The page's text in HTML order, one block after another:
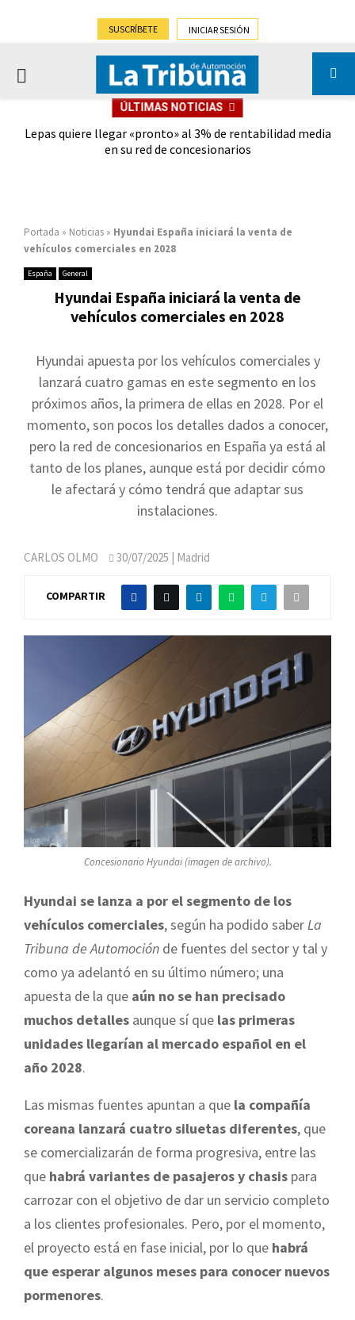
SUSCRÍBETE INICIAR SESIÓN
PRIMARY
ÚLTIMAS NOTICIAS
Lepas quiere llegar «pronto» al 3% de rentabilidad media
en su red de concesionarios
Portada » Noticias » Hyundai España iniciará la venta de
vehículos comerciales en 2028
España General
Hyundai España iniciará la venta de
vehículos comerciales en 2028
Hyundai apuesta por los vehículos comerciales y
lanzará cuatro gamas en este segmento en los
próximos años, la primera de ellas en 2028. Por el
momento, son pocos los detalles dados a conocer,
pero la red de concesionarios en España ya está al
tanto de los planes, aunque está por decidir cómo
le afectará y cómo tendrá que adaptar sus
instalaciones.
CARLOS OLMO 30/07/2025 | Madrid
COMPARTIR
Concesionario Hyundai (imagen de archivo).
Hyundai se lanza a por el segmento de los
vehículos comerciales, según ha podido saberLa
Tribuna de Automoción de fuentes del sector y tal y
como ya adelantó en su último número; una
apuesta de la que aún no se han precisado
muchos detalles aunque sí que las primeras
unidades llegarían al mercado español en el
año 2028.
Las mismas fuentes apuntan a que la compañía
coreana lanzará cuatro siluetas diferentes, que
se comercializarán de forma progresiva, entre las
que habrá variantes de pasajeros y chasis para
carrozar con el objetivo de dar un servicio completo
a los clientes profesionales. Pero, por el momento,
el proyecto está en fase inicial, por lo que habrá
que esperar algunos meses para conocer nuevos
pormenores.